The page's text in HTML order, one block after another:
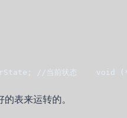
//当前状态    void
表来运转的。